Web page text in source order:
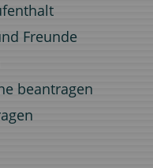
Freunde
beantragen